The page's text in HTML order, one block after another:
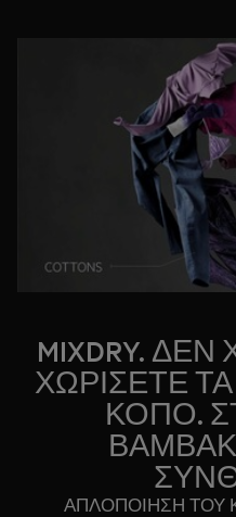
MIXDRY.
ΧΩΡΙΣΕΤΕ
ΚΟΠΟ.
ΑΠΛΟΠΟΙΗΣΗ ΤΟΥ